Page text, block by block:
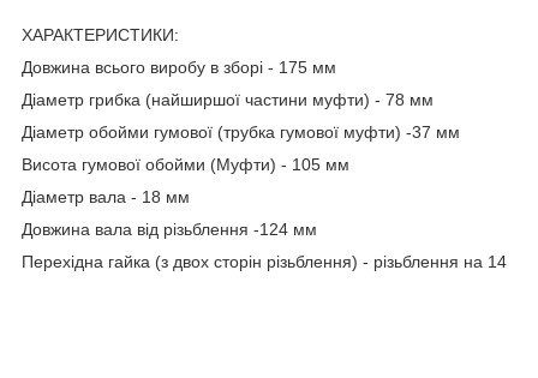
ХАРАКТЕРИСТИКИ:
Довжина всього виробу в зборі - 175 мм
Діаметр грибка (найширшої частини муфти) - 78 мм
Діаметр обойми гумової (трубка гумової муфти) -37 мм
Висота гумової обойми (Муфти) - 105 мм
Діаметр вала - 18 мм
Довжина вала від різьблення -124 мм
Перехідна гайка (з двох сторін різьблення) - різьблення на 14